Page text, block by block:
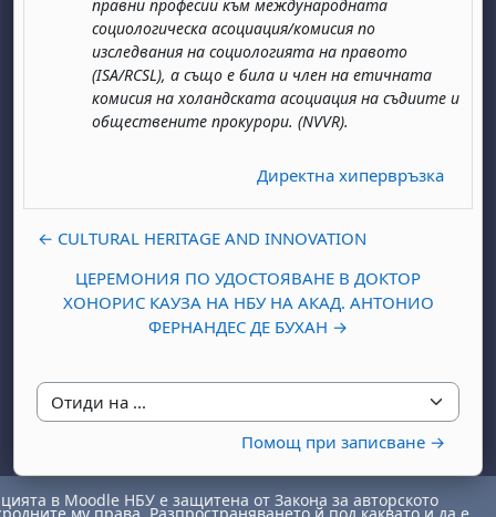
правни професии към международната
социологическа асоциация/комисия по
изследвания на социологията на правото
(ISA/RCSL), а също е била и член на етичната
комисия на холандската асоциация на съдиите и
обществените прокурори. (NVVR).
Директна хипервръзка
← CULTURAL HERITAGE AND INNOVATION
ЦЕРЕМОНИЯ ПО УДОСТОЯВАНЕ В ДОКТОР
ХОНОРИС КАУЗА НА НБУ НА АКАД. АНТОНИО
ФЕРНАНДЕС ДЕ БУХАН →
Отиди на ...
Помощ при записване →
в Moodle НБУ е защитена от Закона за авторското
му права. Разпространяването й под каквато и да е